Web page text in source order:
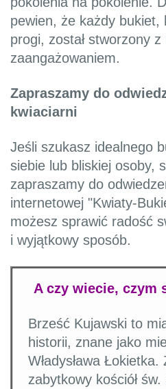
pewien, że każdy
progi, został stworzony z
zaangażowaniem.
Zapraszamy do
kwiaciarni
Jeśli szukasz idealnego
siebie lub bliskiej osoby,
zapraszamy do
internetowej "Kwiaty-
możesz sprawić radość
i wyjątkowy sposób.
A czy wiecie, czym
Brześć Kujawski to
historii, znane jako
Władysława
zabytkowy kościół św.